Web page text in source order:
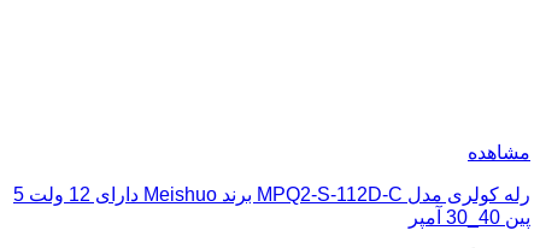
مشاهده
رله کولری مدل MPQ2-S-112D-C برند Meishuo دارای 12 ولت 5
پین 40_30 آمپر